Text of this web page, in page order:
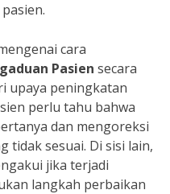
cara
Pasien secara
upaya peningkatan
perlu tahu bahwa
dan mengoreksi
tidak sesuai. Di sisi lain,
jika terjadi
langkah perbaikan